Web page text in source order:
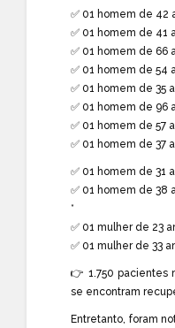
✅ 01 homem de 42
✅ 01 homem de 41
✅ 01 homem de 66
✅ 01 homem de 54
✅ 01 homem de 35
✅ 01 homem de 96
✅ 01 homem de 57
✅ 01 homem de 37
✅ 01 homem de 31
✅ 01 homem de 38
*
✅ 01 mulher de 23
✅ 01 mulher de 33
👉 1.750 pacientes
se encontram
Entretanto, foram